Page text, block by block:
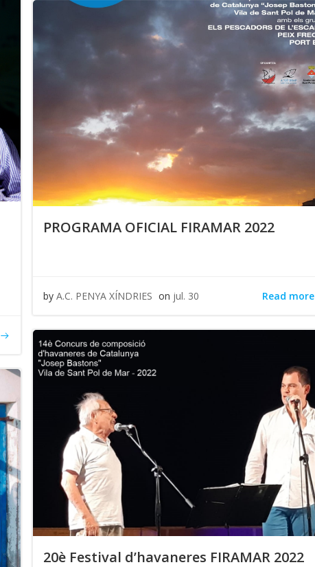
PROGRAMA OFICIAL FIRAMAR 2022
by A.C. PENYA XÍNDRIES on jul. 30 Read more
20è Festival d’havaneres FIRAMAR 2022